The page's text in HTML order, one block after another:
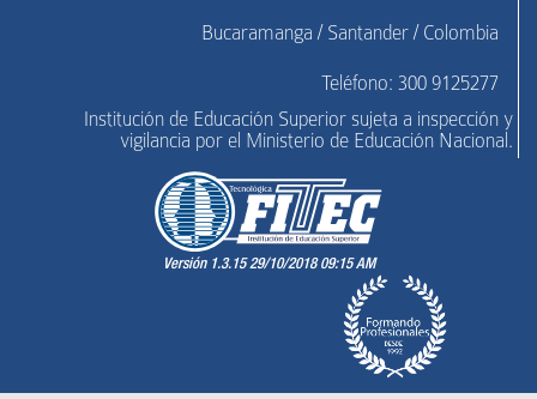
Bucaramanga / Santander / Colombia
Teléfono: 300 9125277
Institución de Educación Superior sujeta a inspección y
vigilancia por el Ministerio de Educación Nacional.
Versión 1.3.15 29/10/2018 09:15 AM